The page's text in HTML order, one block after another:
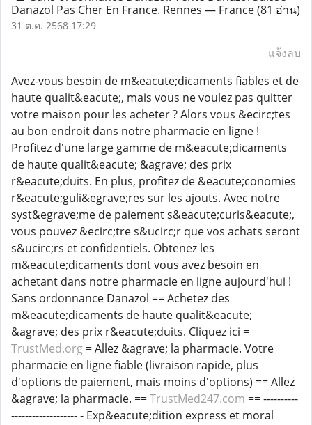
Danazol Pas Cher En France. Rennes — France(81 อ่าน)
31 ต.ค. 2568 17:29
แจ้งลบ
Avez-vous besoin de m&eacute;dicaments fiables et de
haute qualit&eacute;, mais vous ne voulez pas quitter
votre maison pour les acheter ? Alors vous &ecirc;tes
au bon endroit dans notre pharmacie en ligne !
Profitez d'une large gamme de m&eacute;dicaments
de haute qualit&eacute; &agrave; des prix
r&eacute;duits. En plus, profitez de &eacute;conomies
r&eacute;guli&egrave;res sur les ajouts. Avec notre
syst&egrave;me de paiement s&eacute;curis&eacute;,
vous pouvez &ecirc;tre s&ucirc;r que vos achats seront
s&ucirc;rs et confidentiels. Obtenez les
m&eacute;dicaments dont vous avez besoin en
achetant dans notre pharmacie en ligne aujourd'hui !
Sans ordonnance Danazol == Achetez des
m&eacute;dicaments de haute qualit&eacute;
&agrave; des prix r&eacute;duits. Cliquez ici =
TrustMed.org = Allez &agrave; la pharmacie. Votre
pharmacie en ligne fiable (livraison rapide, plus
d'options de paiement, mais moins d'options) == Allez
&agrave; la pharmacie. ==TrustMed247.com == ----------
------------------- - Exp&eacute;dition express et moral